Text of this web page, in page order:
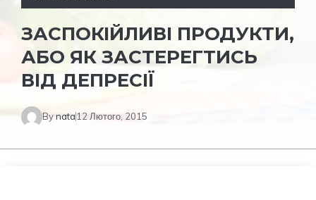
ЗАСПОКІЙЛИВІ ПРОДУКТИ,
АБО ЯК ЗАСТЕРЕГТИСЬ
ВІД ДЕПРЕСІЇ
Bynata12 Лютого, 2015